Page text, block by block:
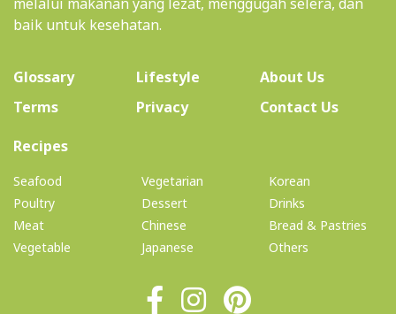
baik untuk kesehatan.
Glossary Lifestyle About Us(current)
Terms
Privacy
Contact Us
Recipes(current)
Seafood
Poultry
Meat
Vegetable
Vegetarian
Dessert
Chinese
Japanese
Korean
Drinks
Bread & Pastries
Others